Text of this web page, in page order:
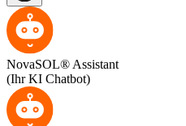
NovaSOL® Assistant
(Ihr KI Chatbot)